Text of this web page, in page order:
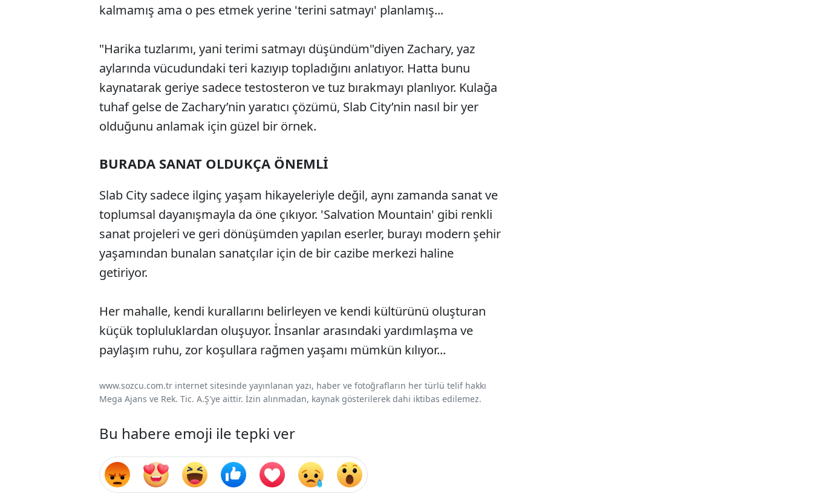
kalmamış ama o pes etmek yerine 'terini satmayı' planlamış...
"Harika tuzlarımı, yani terimi satmayı düşündüm"diyen Zachary, yaz
aylarında vücudundaki teri kazıyıp topladığını anlatıyor. Hatta bunu
kaynatarak geriye sadece testosteron ve tuz bırakmayı planlıyor. Kulağa
tuhaf gelse de Zachary’nin yaratıcı çözümü, Slab City’nin nasıl bir yer
olduğunu anlamak için güzel bir örnek.
BURADA SANAT OLDUKÇA ÖNEMLİ
Slab City sadece ilginç yaşam hikayeleriyle değil, aynı zamanda sanat ve
toplumsal dayanışmayla da öne çıkıyor. 'Salvation Mountain' gibi renkli
sanat projeleri ve geri dönüşümden yapılan eserler, burayı modern şehir
yaşamından bunalan sanatçılar için de bir cazibe merkezi haline
getiriyor.
Her mahalle, kendi kurallarını belirleyen ve kendi kültürünü oluşturan
küçük topluluklardan oluşuyor. İnsanlar arasındaki yardımlaşma ve
paylaşım ruhu, zor koşullara rağmen yaşamı mümkün kılıyor...
www.sozcu.com.tr internet sitesinde yayınlanan yazı, haber ve fotoğrafların her türlü telif hakkı
Mega Ajans ve Rek. Tic. A.Ş'ye aittir. İzin alınmadan, kaynak gösterilerek dahi iktibas edilemez.
Bu habere emoji ile tepki ver